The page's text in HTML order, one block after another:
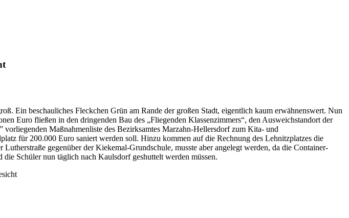
Ein beschauliches Fleckchen Grün am Rande der großen Stadt, eigentlich kaum erwähnenswert. Nun
Euro fließen in den dringenden Bau des „Fliegenden Klassenzimmers“, den Ausweichstandort der
Maßnahmenliste des Bezirksamtes Marzahn-Hellersdorf zum Kita- und
für 200.000 Euro saniert werden soll. Hinzu kommen auf die Rechnung des Lehnitzplatzes die
gegenüber der Kiekemal-Grundschule, musste aber angelegt werden, da die Container-
Schüler nun täglich nach Kaulsdorf geshuttelt werden müssen.